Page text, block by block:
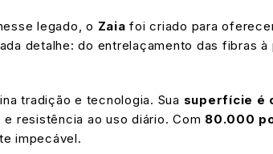
legado, o Zaia foi criado para
detalhe: do entrelaçamento das fibras
tradição e tecnologia. Sua superfície é
resistência ao uso diário. Com 80.000
impecável.